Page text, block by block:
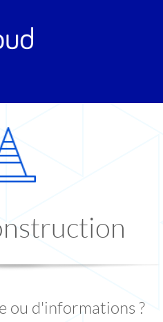
ou d'informations ?